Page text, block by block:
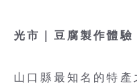
光市｜豆腐製作體驗
山口縣最知名的特